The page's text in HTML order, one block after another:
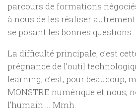
parcours de formations
à nous de les réaliser
se posant les bonnes questions.
La difficulté principale, c’est
prégnance de l’outil
learning, c’est, pour beaucoup,
MONSTRE numérique et nous,
l’humain … Mmh.